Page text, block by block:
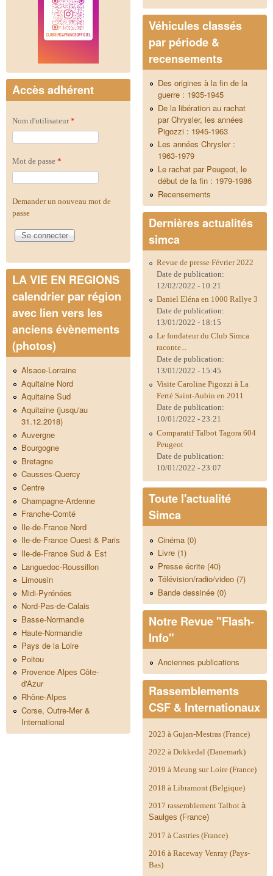
Accès adhérent
Nom d'utilisateur*
Mot de passe *
Demander un nouveau mot de
passe
LA VIE EN REGIONS
calendrier par région
avec lien vers les
anciens évènements
(photos)
Alsace-Lorraine
Aquitaine Nord
Aquitaine Sud
Aquitaine (jusqu'au
31.12.2018)
Auvergne
Bourgogne
Bretagne
Causses-Quercy
Centre
Champagne-Ardenne
Franche-Comté
Ile-de-France Nord
Ile-de-France Ouest & Paris
Ile-de-France Sud & Est
Languedoc-Roussillon
Limousin
Midi-Pyrénées
Nord-Pas-de-Calais
Basse-Normandie
Haute-Normandie
Pays de la Loire
Poitou
Provence Alpes Côte-
d'Azur
Rhône-Alpes
Corse, Outre-Mer &
International
Véhicules classés
par période &
recensements
Des origines à la fin de la
guerre : 1935-1945
De la libération au rachat
par Chrysler, les années
Pigozzi : 1945-1963
Les années Chrysler :
1963-1979
Le rachat par Peugeot, le
début de la fin : 1979-1986
Recensements
Dernières actualités
simca
Revue de presse Février 2022
Date de publication:
12/02/2022 - 10:21
Daniel Eléna en 1000 Rallye 3
Date de publication:
13/01/2022 - 18:15
Le fondateur du Club Simca
raconte...
Date de publication:
13/01/2022 - 15:45
Visite Caroline Pigozzi à La
Ferté Saint-Aubin en 2011
Date de publication:
10/01/2022 - 23:21
Comparatif Talbot Tagora 604
Peugeot
Date de publication:
10/01/2022 - 23:07
Toute l'actualité
Simca
Cinéma (0)
Livre (1)
Presse écrite (40)
Télévision/radio/video (7)
Bande dessinée (0)
Notre Revue "Flash-
Info"
Anciennes publications
Rassemblements
CSF & Internationaux
2023 à Gujan-Mestras (France)
2022 à Dokkedal (Danemark)
2019 à Meung sur Loire (France)
2018 à Libramont (Belgique)
2017 rassemblement Talbot à
Saulges (France)
2017 à Castries (France)
2016 à Raceway Venray (Pays-
Bas)